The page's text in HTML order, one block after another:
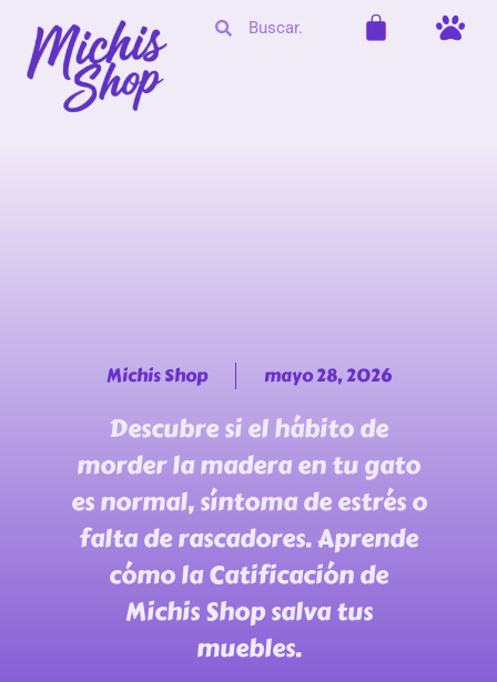
Michis Shop mayo 28, 2026
Descubre si el hábito de
morder la madera en tu gato
es normal, síntoma de estrés o
falta de rascadores. Aprende
cómo la Catificación de
Michis Shop salva tus
muebles.